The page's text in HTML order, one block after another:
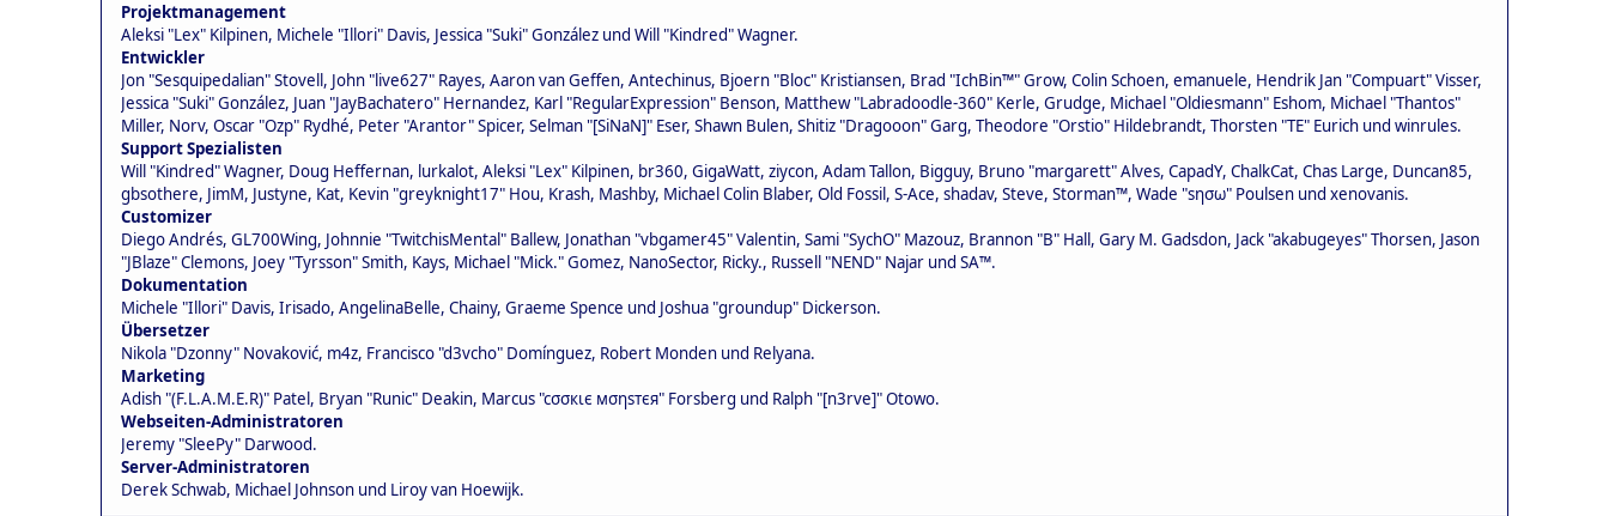
Projektmanagement
Aleksi "Lex" Kilpinen, Michele "Illori" Davis, Jessica "Suki" González und Will "Kindred" Wagner.
Entwickler
Jon "Sesquipedalian" Stovell, John "live627" Rayes, Aaron van Geffen, Antechinus, Bjoern "Bloc" Kristiansen, Brad "IchBin™" Grow, Colin Schoen, emanuele, Hendrik Jan "Compuart" Visser,
Jessica "Suki" González, Juan "JayBachatero" Hernandez, Karl "RegularExpression" Benson, Matthew "Labradoodle-360" Kerle, Grudge, Michael "Oldiesmann" Eshom, Michael "Thantos"
Miller, Norv, Oscar "Ozp" Rydhé, Peter "Arantor" Spicer, Selman "[SiNaN]" Eser, Shawn Bulen, Shitiz "Dragooon" Garg, Theodore "Orstio" Hildebrandt, Thorsten "TE" Eurich und winrules.
Support Spezialisten
Will "Kindred" Wagner, Doug Heffernan, lurkalot, Aleksi "Lex" Kilpinen, br360, GigaWatt, ziycon, Adam Tallon, Bigguy, Bruno "margarett" Alves, CapadY, ChalkCat, Chas Large, Duncan85,
gbsothere, JimM, Justyne, Kat, Kevin "greyknight17" Hou, Krash, Mashby, Michael Colin Blaber, Old Fossil, S-Ace, shadav, Steve, Storman™, Wade "sησω" Poulsen und xenovanis.
Customizer
Diego Andrés, GL700Wing, Johnnie "TwitchisMental" Ballew, Jonathan "vbgamer45" Valentin, Sami "SychO" Mazouz, Brannon "B" Hall, Gary M. Gadsdon, Jack "akabugeyes" Thorsen, Jason
"JBlaze" Clemons, Joey "Tyrsson" Smith, Kays, Michael "Mick." Gomez, NanoSector, Ricky., Russell "NEND" Najar und SA™.
Dokumentation
Michele "Illori" Davis, Irisado, AngelinaBelle, Chainy, Graeme Spence und Joshua "groundup" Dickerson.
Übersetzer
Nikola "Dzonny" Novaković, m4z, Francisco "d3vcho" Domínguez, Robert Monden und Relyana.
Marketing
Adish "(F.L.A.M.E.R)" Patel, Bryan "Runic" Deakin, Marcus "cσσкιє мσηѕтєя" Forsberg und Ralph "[n3rve]" Otowo.
Webseiten-Administratoren
Jeremy "SleePy" Darwood.
Server-Administratoren
Derek Schwab, Michael Johnson und Liroy van Hoewijk.